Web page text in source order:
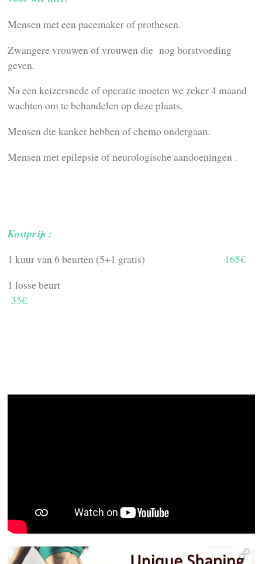
Mensen met een pacemaker of prothesen.
Zwangere vrouwen of vrouwen die nog borstvoeding
geven.
Na een keizersnede of operatie moeten we zeker 4 maand
wachten om te behandelen op deze plaats.
Mensen die kanker hebben of chemo ondergaan.
Mensen met epilepsie of neurologische aandoeningen .
Kostprijs :
1 kuur van 6 beurten (5+1 gratis)
165€
1 losse beurt
35€